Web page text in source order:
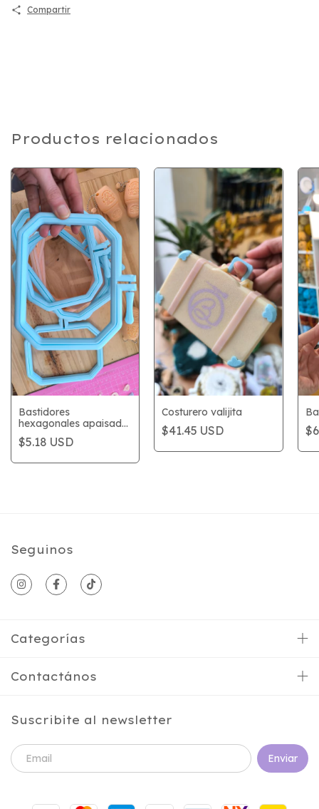
Compartir
Productos relacionados
Bastidores
hexagonales apaisado
13 cm
$5.18 USD
Costurero valijita
$41.45 USD
Seguinos
Categorías
Contactános
Suscribite al newsletter